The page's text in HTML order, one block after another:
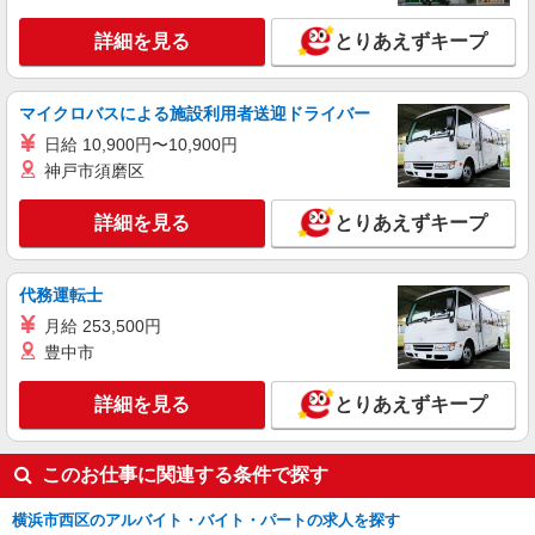
パート
DESERTSNOW
販売員
［アルバイト・パート］時給1,230円〜
〒220-0012 神奈川県横浜市西区みなとみらい
三丁目5番1号 マークイズみなとみらい
キープ 詳細を見る
AMERICAN HOLIC
販売スタッフ
［アルバイト・パート］時給1,300円〜 (スキ
ルに応じて手当あり) 交通費支給有
〒220-0012 神奈川県横浜市西区みなとみらい
三丁目5番1号 マークイズみなとみらい
キープ
詳細を見る とりあえずキープ
マイクロバスによる施設利用者送迎ドライバー
日給 10,900円〜10,900円
神戸市須磨区
詳細を見る とりあえずキープ
代務運転士
月給 253,500円
豊中市
詳細を見る とりあえずキープ
このお仕事に関連する条件で探す
横浜市西区のアルバイト・バイト・パートの求人を探す